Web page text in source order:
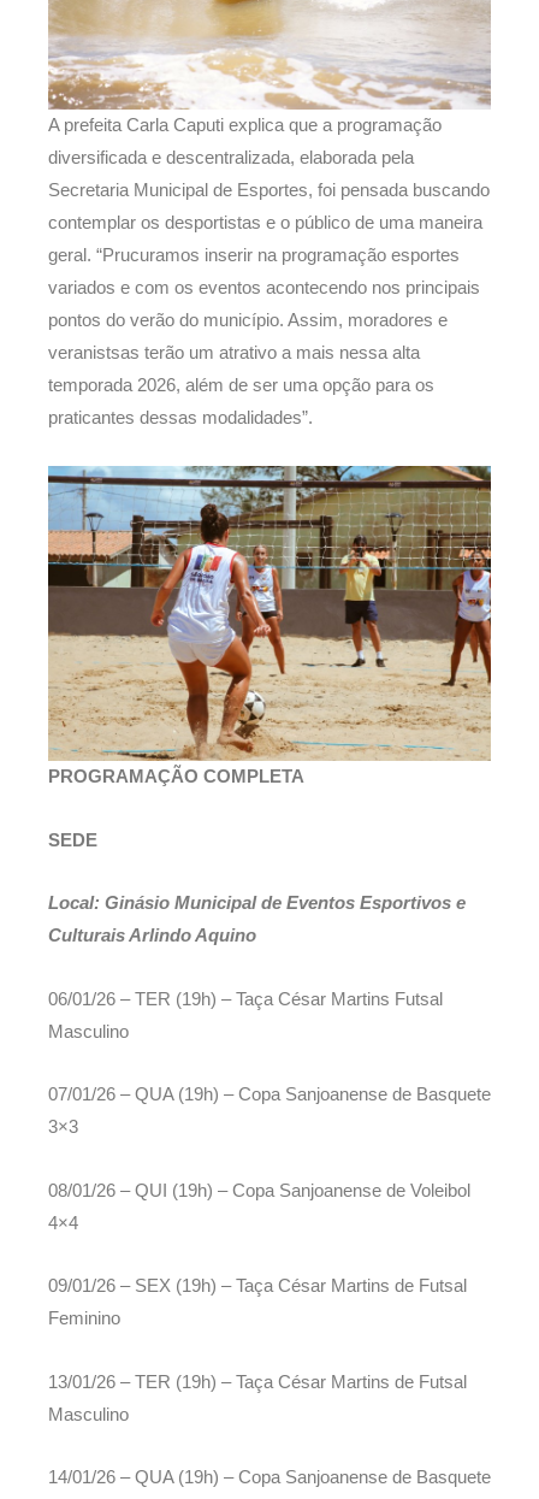
A prefeita Carla Caputi explica que a programação
diversificada e descentralizada, elaborada pela
Secretaria Municipal de Esportes, foi pensada buscando
contemplar os desportistas e o público de uma maneira
geral. “Prucuramos inserir na programação esportes
variados e com os eventos acontecendo nos principais
pontos do verão do município. Assim, moradores e
veranistsas terão um atrativo a mais nessa alta
temporada 2026, além de ser uma opção para os
praticantes dessas modalidades”.
PROGRAMAÇÃO COMPLETA
SEDE
Local: Ginásio Municipal de Eventos Esportivos e
Culturais Arlindo Aquino
06/01/26 – TER (19h) – Taça César Martins Futsal
Masculino
07/01/26 – QUA (19h) – Copa Sanjoanense de Basquete
3×3
08/01/26 – QUI (19h) – Copa Sanjoanense de Voleibol
4×4
09/01/26 – SEX (19h) – Taça César Martins de Futsal
Feminino
13/01/26 – TER (19h) – Taça César Martins de Futsal
Masculino
14/01/26 – QUA (19h) – Copa Sanjoanense de Basquete